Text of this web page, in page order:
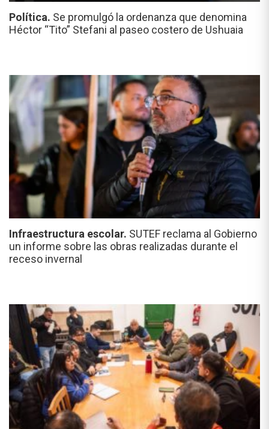
Política. Se promulgó la ordenanza que denomina
Héctor “Tito” Stefani al paseo costero de Ushuaia
Infraestructura escolar. SUTEF reclama al Gobierno
un informe sobre las obras realizadas durante el
receso invernal